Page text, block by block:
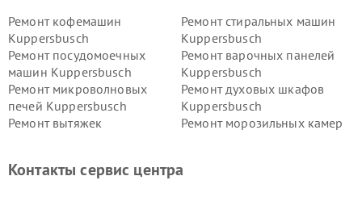
Ремонт кофемашин
Kuppersbusch
Ремонт стиральных машин
Kuppersbusch
Ремонт посудомоечных
машин Kuppersbusch
Ремонт варочных панелей
Kuppersbusch
Ремонт микроволновых
печей Kuppersbusch
Ремонт духовых шкафов
Kuppersbusch
Ремонт вытяжек
Ремонт морозильных камер
Kuppersbusch
вакуумных упаковщиков
Контакты сервис центра